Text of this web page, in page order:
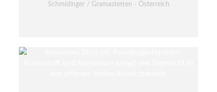
Schmidinger / Gramastetten - Österreich